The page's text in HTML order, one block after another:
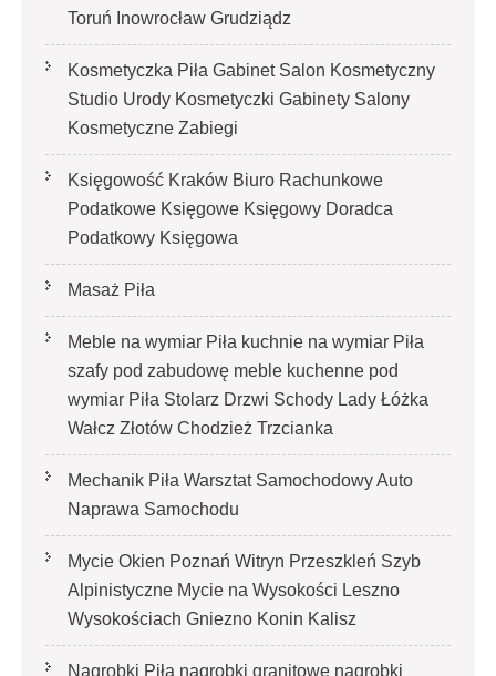
Toruń Inowrocław Grudziądz
Kosmetyczka Piła Gabinet Salon Kosmetyczny
Studio Urody Kosmetyczki Gabinety Salony
Kosmetyczne Zabiegi
Księgowość Kraków Biuro Rachunkowe
Podatkowe Księgowe Księgowy Doradca
Podatkowy Księgowa
Masaż Piła
Meble na wymiar Piła kuchnie na wymiar Piła
szafy pod zabudowę meble kuchenne pod
wymiar Piła Stolarz Drzwi Schody Lady Łóżka
Wałcz Złotów Chodzież Trzcianka
Mechanik Piła Warsztat Samochodowy Auto
Naprawa Samochodu
Mycie Okien Poznań Witryn Przeszkleń Szyb
Alpinistyczne Mycie na Wysokości Leszno
Wysokościach Gniezno Konin Kalisz
Nagrobki Piła nagrobki granitowe nagrobki